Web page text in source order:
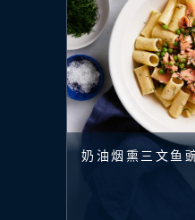
奶油烟熏三文鱼